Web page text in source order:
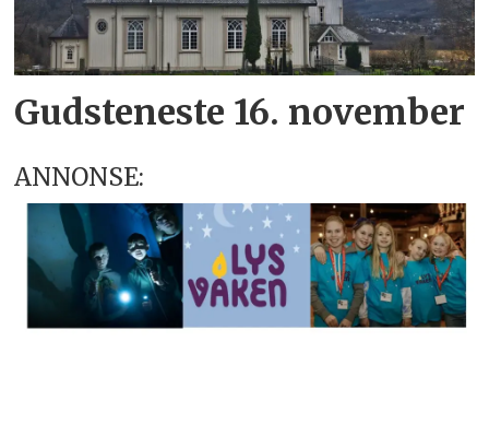
Gudsteneste 16. november
ANNONSE: